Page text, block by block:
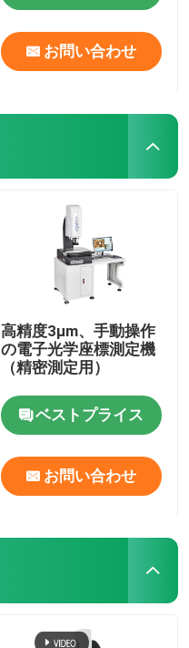
お問い合わせ
高精度3μm、手動操作
の電子光学座標測定機
（精密測定用）
ベストプライス
お問い合わせ